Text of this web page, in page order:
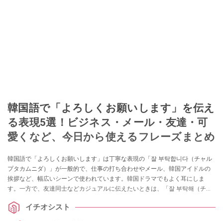
韓国語で「よろしくお願いします」を伝え
る表現5選！ビジネス・メール・友達・可
愛くなど、今日から使えるフレーズまとめ
韓国語で「よろしくお願いします」は丁寧な表現の「잘 부탁합니다（チャル
プタカムニダ）」が一般的で、仕事の打ち合わせやメール、韓国アイドルの
挨拶など、幅広いシーンで使われています。韓国ドラマでもよく耳にしま
す。一方で、友達同士などカジュアルに伝えたいときは、「잘 부탁해（チャ
ヨ）」も人気です。今回は、相手・シーン別に使える、韓国語の「よろしく
イチオシスト